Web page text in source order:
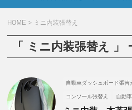
HOME > ミニ内装張替え
「 ミニ内装張替え 」
自動車ダッシュボード張替
コンソール張替え 自動